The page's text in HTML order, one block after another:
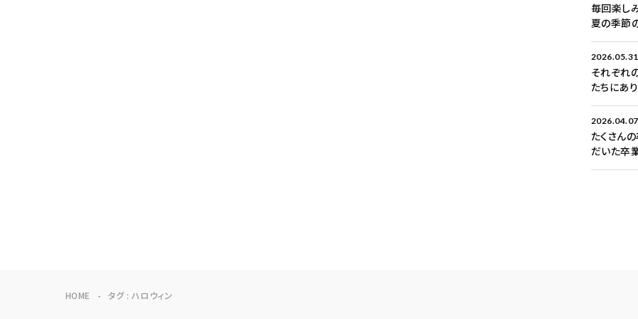
毎回楽し
夏の季節
2026.05.31
それぞれ
たちにあ
2026.04.07
たくさん
だいた卒
HOME タグ : ハロウィン